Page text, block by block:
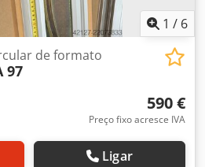
1 / 6
de formato
97
590 €
Preço fixo acresce IVA
Ligar